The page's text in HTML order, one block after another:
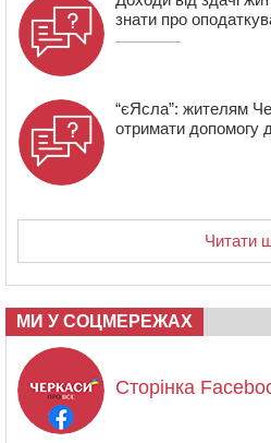
знати про
“єЯсла”: жителям
отримати допомогу
Читати
МИ У СОЦМЕРЕЖАХ
Сторінка